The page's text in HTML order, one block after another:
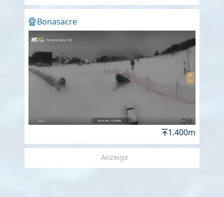
Bonasacre
1.400m
Anzeige